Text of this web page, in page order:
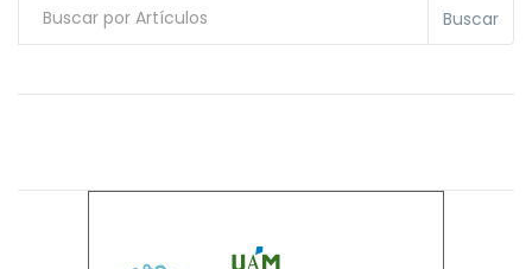
Buscar